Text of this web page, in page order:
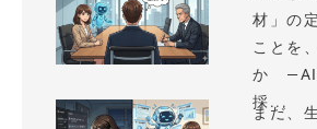
材」の
ことを
か —AI
採...
まだ、